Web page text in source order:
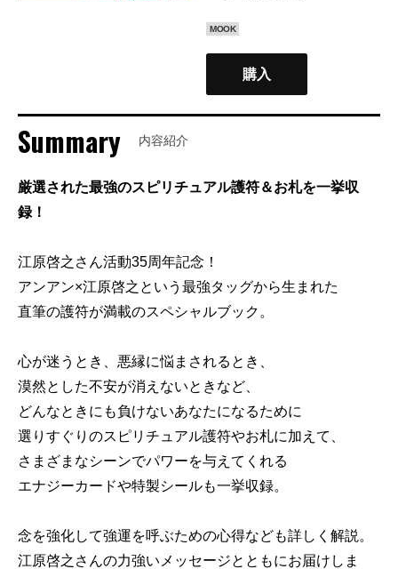
MOOK
購入
Summary 内容紹介
厳選された最強のスピリチュアル護符＆お札を一挙収
録！
江原啓之さん活動35周年記念！
アンアン×江原啓之という最強タッグから生まれた
直筆の護符が満載のスペシャルブック。
心が迷うとき、悪縁に悩まされるとき、
漠然とした不安が消えないときなど、
どんなときにも負けないあなたになるために
選りすぐりのスピリチュアル護符やお札に加えて、
さまざまなシーンでパワーを与えてくれる
エナジーカードや特製シールも一挙収録。
念を強化して強運を呼ぶための心得なども詳しく解説。
江原啓之さんの力強いメッセージとともにお届けしま